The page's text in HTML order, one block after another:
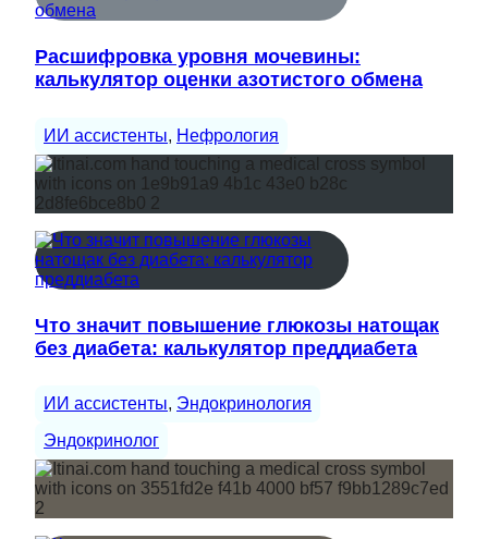
Расшифровка уровня мочевины:
калькулятор оценки азотистого обмена
ИИ ассистенты, Нефрология
Что значит повышение глюкозы натощак
без диабета: калькулятор преддиабета
ИИ ассистенты, Эндокринология
Эндокринолог